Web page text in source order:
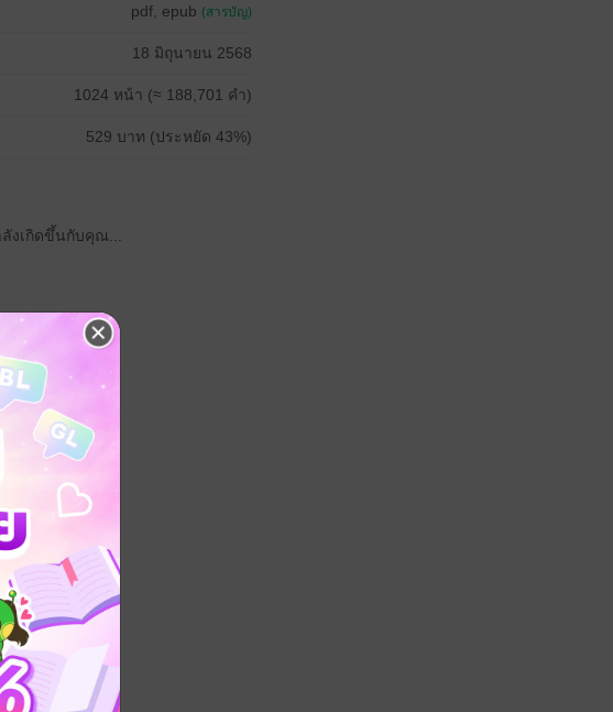
pdf, epub (สารบัญ)
18 มิถุนายน 2568
1024 หน้า (≈ 188,701 คำ)
529 บาท (ประหยัด 43%)
งเกิดขึ้นกับคุณ...